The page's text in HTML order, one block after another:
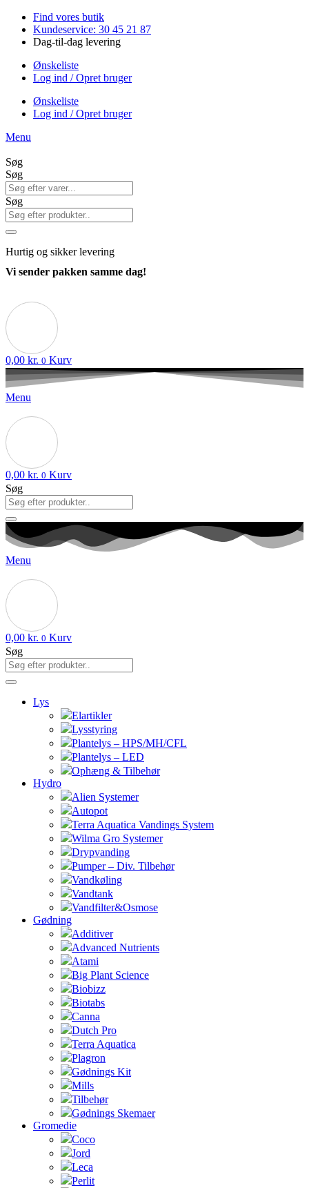
Videre
indhold
Find vores butik
Kundeservice: 30 45 21 87
Dag-til-dag levering
Ønskeliste
Log ind / Opret bruger
Ønskeliste
Log ind / Opret bruger
Menu
Søg
Søg
Søg
Hurtig og sikker levering
Vi sender pakken samme dag!
0,00 kr. 0 Kurv
Menu
0,00 kr. 0 Kurv
Søg
Menu
0,00 kr. 0 Kurv
Søg
Lys
Elartikler
Lysstyring
Plantelys – HPS/MH/CFL
Plantelys – LED
Ophæng & Tilbehør
Hydro
Alien Systemer
Autopot
Terra Aquatica Vandings System
Wilma Gro Systemer
Drypvanding
Pumper – Div. Tilbehør
Vandkøling
Vandtank
Vandfilter&Osmose
Gødning
Additiver
Advanced Nutrients
Atami
Big Plant Science
Biobizz
Biotabs
Canna
Dutch Pro
Terra Aquatica
Plagron
Gødnings Kit
Mills
Tilbehør
Gødnings Skemaer
Gromedie
Coco
Jord
Leca
Perlit